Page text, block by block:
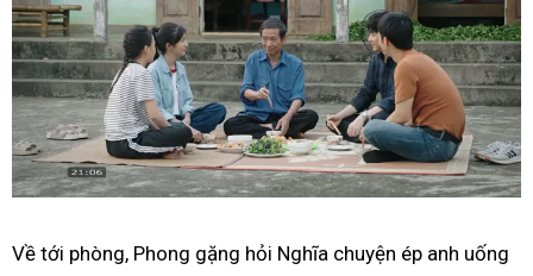
Về tới phòng, Phong gặng hỏi Nghĩa chuyện ép anh uống